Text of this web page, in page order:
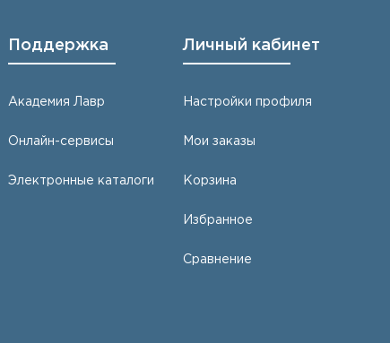
Поддержка
Академия Лавр
Онлайн-сервисы
Электронные каталоги
Личный кабинет
Настройки профиля
Мои заказы
Корзина
Избранное
Сравнение